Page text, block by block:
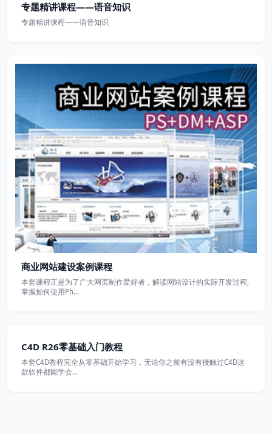
专题精讲课程——语音知识
专题精讲课程——语音知识
商业网站建设案例课程
本套课程正是为了广大网页制作爱好者，解读网站设计的实际开发过程,
掌握如何使用Ph…
C4D R26零基础入门教程
本套C4D教程完全从零基础开始学习，无论你之前有没有接触过C4D这
款软件都能学会…